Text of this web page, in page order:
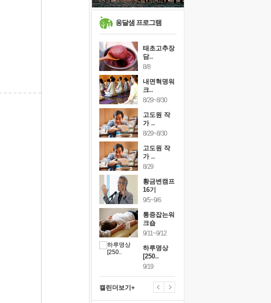
희망이란
'모른다'는 것
귀를 열고 마음을 내어주고
옹달샘 프로그램
태초고추장
담..
8/8
내면혁명워
크..
8/29~8/30
고도원 작
가 ..
8/29~8/30
고도원 작
가 ..
8/29
황금변캠프
16기
9/5~9/6
통증잡는워
크숍
9/11~9/12
하루명상
[250..
9/19
캘린더보기+